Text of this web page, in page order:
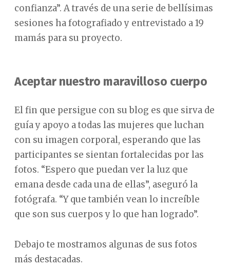
confianza”. A través de una serie de bellísimas
sesiones ha fotografiado y entrevistado a 19
mamás para su proyecto.
Aceptar nuestro maravilloso cuerpo
El fin que persigue con su blog es que sirva de
guía y apoyo a todas las mujeres que luchan
con su imagen corporal, esperando que las
participantes se sientan fortalecidas por las
fotos. “Espero que puedan ver la luz que
emana desde cada una de ellas”, aseguró la
fotógrafa. “Y que también vean lo increíble
que son sus cuerpos y lo que han logrado”.
Debajo te mostramos algunas de sus fotos
más destacadas.